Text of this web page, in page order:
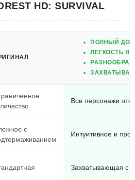
HD: SURVIVAL
ПОЛНЫЙ
ЛЕГКОСТЬ В
Все персонажи
с
Интуитивное и
Захватывающая с